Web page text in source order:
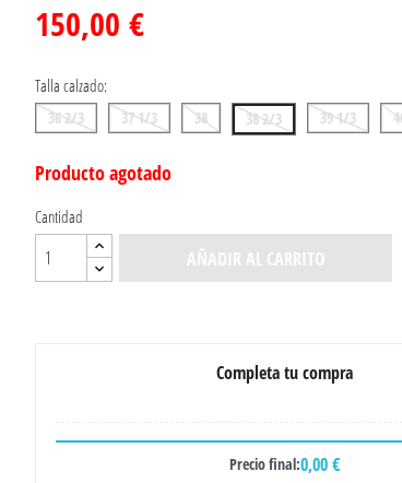
150,00 €
Talla calzado:
36 2/3 37 1/3 38 38 2/3 39 1/3
Producto agotado
Cantidad
AÑADIR AL CARRITO
Completa tu compra
Precio final:0,00 €